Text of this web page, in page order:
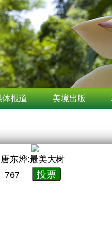
体报道 美境出版
唐东烨:最美大树
767
投票